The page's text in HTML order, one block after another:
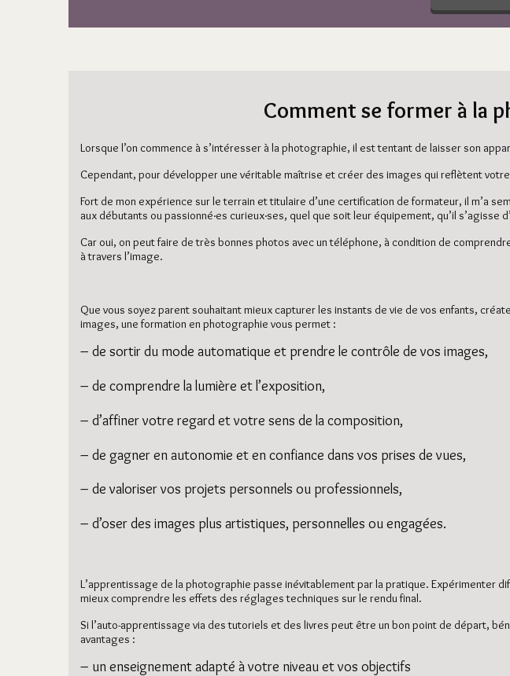
Comment se former à la
Lorsque l’on commence à s’intéresser à la photographie, il est tentant de laisser son
Cependant, pour développer une véritable maîtrise et créer des images qui reflètent
Fort de mon expérience sur le terrain et titulaire d’une certification de formateur, il m’a
aux débutants ou passionné·es curieux·ses, quel que soit leur équipement, qu’il s’agisse
Car oui, on peut faire de très bonnes photos avec un téléphone, à condition de
à travers l’image.
Que vous soyez parent souhaitant mieux capturer les instants de vie de vos enfants,
images, une formation en photographie vous permet :
– de sortir du mode automatique et prendre le contrôle de vos images,
– de comprendre la lumière et l’exposition,
– d’affiner votre regard et votre sens de la composition,
– de gagner en autonomie et en confiance dans vos prises de vues,
– de valoriser vos projets personnels ou professionnels,
– d’oser des images plus artistiques, personnelles ou engagées.
L’apprentissage de la photographie passe inévitablement par la pratique.
mieux comprendre les effets des réglages techniques sur le rendu final.
Si l’auto-apprentissage via des tutoriels et des livres peut être un bon point de départ,
avantages :
– un enseignement adapté à votre niveau et vos objectifs